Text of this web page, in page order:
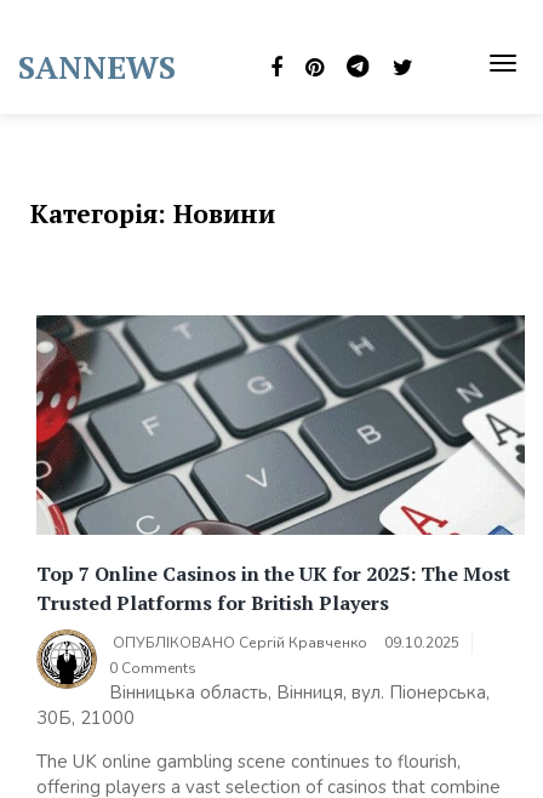
content
SANNEWS
Категорія: Новини
Top 7 Online Casinos in the UK for 2025: The Most
Trusted Platforms for British Players
ОПУБЛІКОВАНО Сергій Кравченко
09.10.2025
0 Comments
Вінницька область, Вінниця, вул. Піонерська,
30Б, 21000
The UK online gambling scene continues to flourish,
offering players a vast selection of casinos that combine